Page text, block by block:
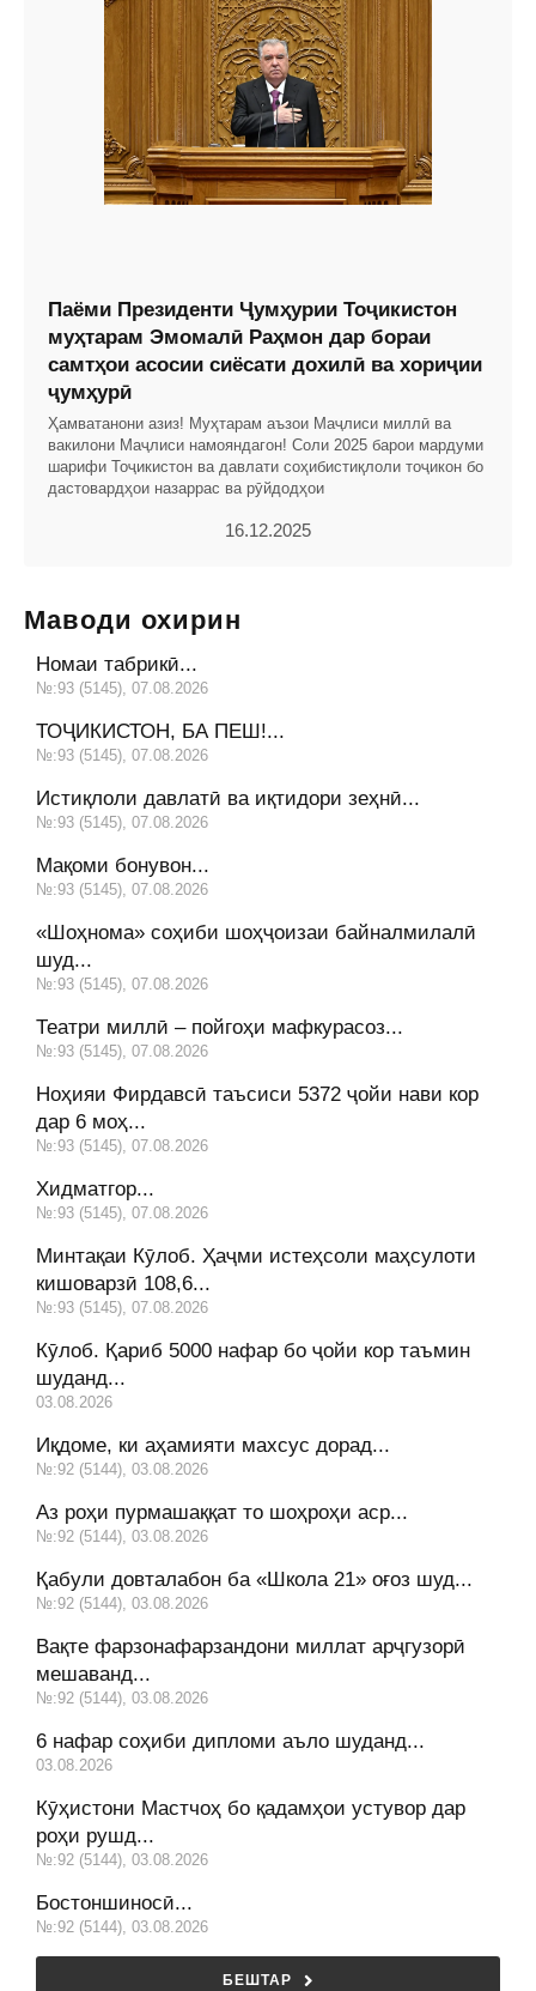
Паёми Президенти Ҷумҳурии Тоҷикистон
муҳтарам Эмомалӣ Раҳмон дар бораи
самтҳои асосии сиёсати дохилӣ ва хориҷии
ҷумҳурӣ
Ҳамватанони азиз! Муҳтарам аъзои Маҷлиси миллӣ ва
вакилони Маҷлиси намояндагон! Соли 2025 барои мардуми
шарифи Тоҷикистон ва давлати соҳибистиқлоли тоҷикон бо
дастовардҳои назаррас ва рӯйдодҳои
16.12.2025
Маводи охирин
Номаи табрикӣ...
№:93 (5145), 07.08.2026
ТОҶИКИСТОН, БА ПЕШ!...
№:93 (5145), 07.08.2026
Истиқлоли давлатӣ ва иқтидори зеҳнӣ...
№:93 (5145), 07.08.2026
Мақоми бонувон...
№:93 (5145), 07.08.2026
«Шоҳнома» соҳиби шоҳҷоизаи байналмилалӣ
шуд...
№:93 (5145), 07.08.2026
Театри миллӣ – пойгоҳи мафкурасоз...
№:93 (5145), 07.08.2026
Ноҳияи Фирдавсӣ таъсиси 5372 ҷойи нави кор
дар 6 моҳ...
№:93 (5145), 07.08.2026
Хидматгор...
№:93 (5145), 07.08.2026
Минтақаи Кӯлоб. Ҳаҷми истеҳсоли маҳсулоти
кишоварзӣ 108,6...
№:93 (5145), 07.08.2026
Кӯлоб. Қариб 5000 нафар бо ҷойи кор таъмин
шуданд...
03.08.2026
Иқдоме, ки аҳамияти махсус дорад...
№:92 (5144), 03.08.2026
Аз роҳи пурмашаққат то шоҳроҳи аср...
№:92 (5144), 03.08.2026
Қабули довталабон ба «Школа 21» оғоз шуд...
№:92 (5144), 03.08.2026
Вақте фарзонафарзандони миллат арҷгузорӣ
мешаванд...
№:92 (5144), 03.08.2026
6 нафар соҳиби дипломи аъло шуданд...
03.08.2026
Кӯҳистони Мастчоҳ бо қадамҳои устувор дар
роҳи рушд...
№:92 (5144), 03.08.2026
Бостоншиносӣ...
№:92 (5144), 03.08.2026
БЕШТАР